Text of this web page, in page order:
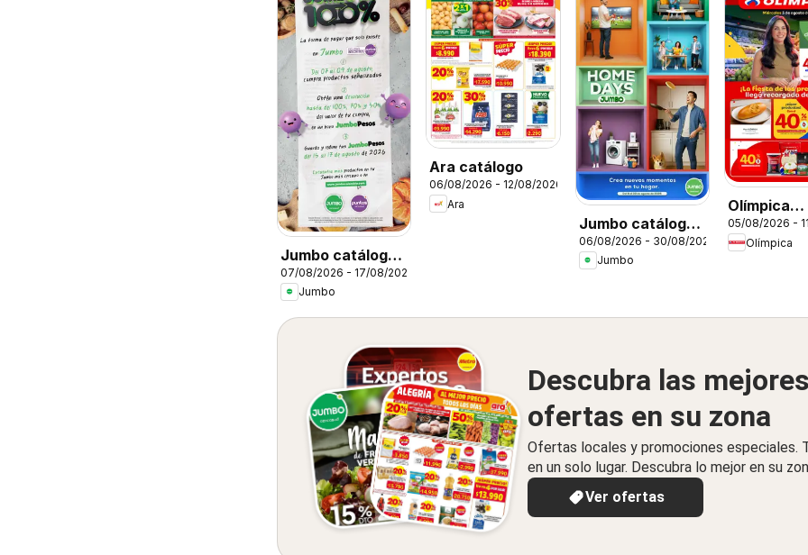
Jumbo catálogo
al 100
07/08/2026 - 17/08/2026
Jumbo
Ara catálogo
06/08/2026 - 12/08/2026
Ara
Jumbo catálogo
Home days
06/08/2026 - 30/08/2026
Jumbo
Olímpica
catálogo
Miércoles
05/08/2026 -
Olímpica
Descubra las mejores
ofertas en su zona
Ofertas locales y promociones especiales.
en un solo lugar. Descubra lo mejor en su
Ver ofertas